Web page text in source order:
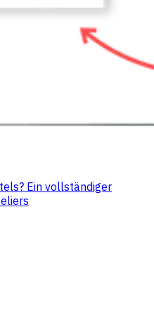
Ein vollständiger